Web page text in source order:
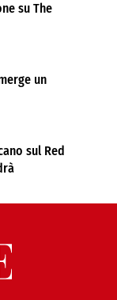
su The
un
sul Red